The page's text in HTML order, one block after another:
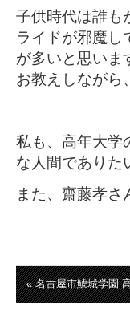
子供時代は誰も
ライドが邪魔し
が多いと思いま
お教えしながら
私も、高年大学
な人間でありた
また、齋藤孝
« 名古屋市鯱城学園